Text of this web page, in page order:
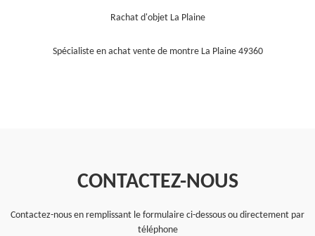
Rachat d'objet La Plaine
Spécialiste en achat vente de montre La Plaine 49360
CONTACTEZ-NOUS
Contactez-nous en remplissant le formulaire ci-dessous ou directement par
téléphone